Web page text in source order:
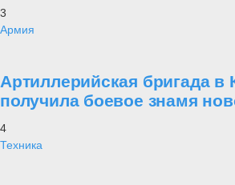
3
Армия
Артиллерийская бригада в
получила боевое знамя
4
Техника